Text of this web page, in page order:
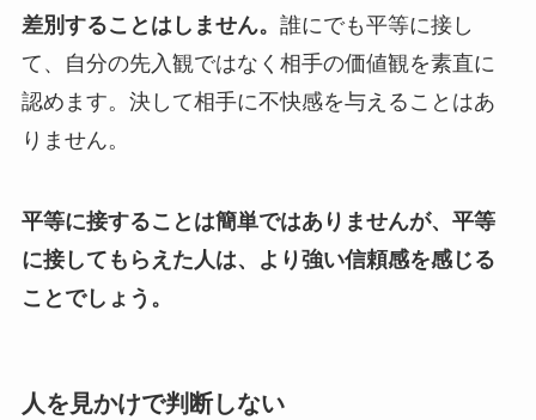
差別することはしません。 誰にでも平等に接し
て、自分の先入観ではなく相手の価値観を素直に
認めます。決して相手に不快感を与えることはあ
りません。
平等に接することは簡単ではありませんが、平等
に接してもらえた人は、より強い信頼感を感じる
ことでしょう。
人を見かけで判断しない